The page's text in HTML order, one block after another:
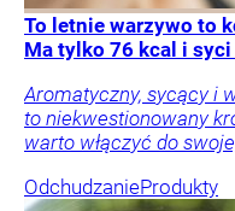
To letnie warzywo to
Ma tylko 76 kcal i syci
Aromatyczny, sycący i
to niekwestionowany
warto włączyć do
OdchudzanieProdukty